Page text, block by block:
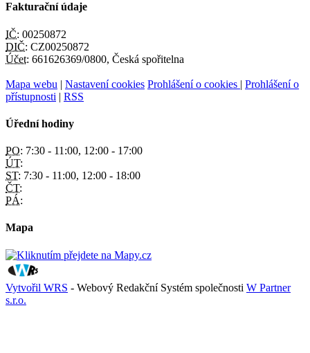
Fakturační údaje
IČ: 00250872
DIČ: CZ00250872
Účet: 661626369/0800, Česká spořitelna
Mapa webu | Nastavení cookies Prohlášení o cookies | Prohlášení o
přístupnosti | RSS
Úřední hodiny
PO: 7:30 - 11:00, 12:00 - 17:00
ÚT:
ST: 7:30 - 11:00, 12:00 - 18:00
ČT:
PÁ:
Mapa
Vytvořil WRS - Webový Redakční Systém společnosti W Partner
s.r.o.